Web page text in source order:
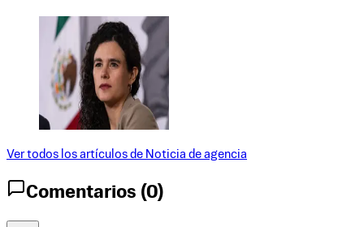
Ver todos los artículos de Noticia de agencia
Comentarios (0)